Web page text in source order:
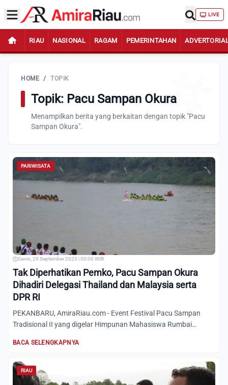
LIVE
RIAU NASIONAL RAGAM PEMERINTAHAN
HOME / TOPIK
Topik: Pacu Sampan Okura
Menampilkan berita yang berkaitan dengan topik "Pacu
Sampan Okura".
PARIWISATA
Senin, 29 September 2025 | 00:00 WIB
Tak Diperhatikan Pemko, Pacu Sampan Okura
Dihadiri Delegasi Thailand dan Malaysia serta
DPR RI
PEKANBARU, AmiraRiau.com - Event Festival Pacu Sampan
Tradisional II yang digelar Himpunan Mahasiswa Rumbai
BACA SELENGKAPNYA
RIAU